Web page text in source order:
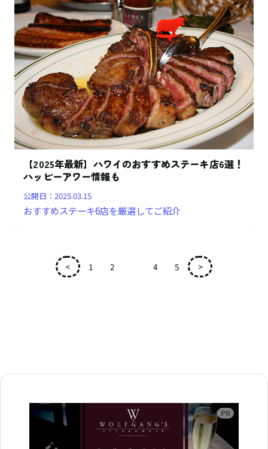
【2025年最新】ハワイのおすすめステーキ店6選！
ハッピーアワー情報も
公開日：2025.03.15
おすすめステーキ6店を厳選してご紹介
< 1 2 4 5 >
広告